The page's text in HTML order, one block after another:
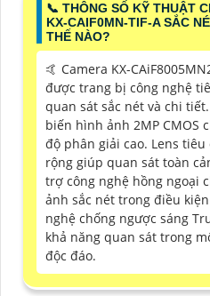
📞 THÔNG SỐ KỸ THUẬT
KX-CAIF0MN-TIF-A SẮC
THẾ NÀO?
🤙 Camera KX-
được trang bị công nghệ
quan sát sắc nét và chi
biến hình ảnh 2MP CMOS
độ phân giải cao. Lens
rộng giúp quan sát toàn
trợ công nghệ hồng ngoại
ảnh sắc nét trong điều
nghệ chống ngược sáng
khả năng quan sát trong
độc đáo.